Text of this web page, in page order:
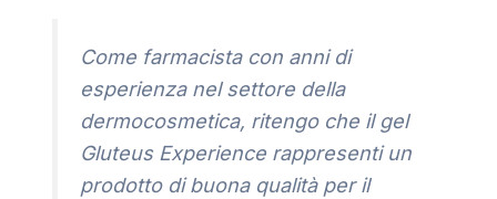
Come farmacista con anni di
esperienza nel settore della
dermocosmetica, ritengo che il gel
Gluteus Experience rappresenti un
prodotto di buona qualità per il